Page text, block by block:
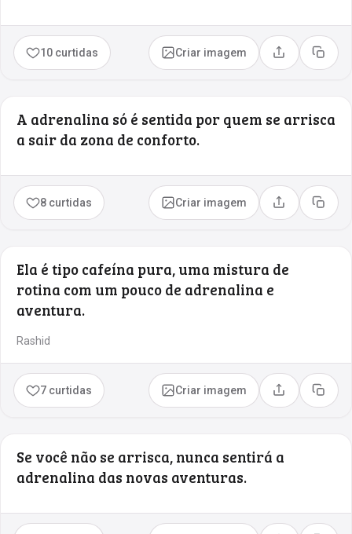
10 curtidas Criar imagem Compartilhar
Copiar
A adrenalina só é sentida por quem se arrisca
a sair da zona de conforto.
8 curtidas Criar imagem Compartilhar
Copiar
Ela é tipo cafeína pura, uma mistura de
rotina com um pouco de adrenalina e
aventura.
Rashid
7 curtidas Criar imagem Compartilhar
Copiar
Se você não se arrisca, nunca sentirá a
adrenalina das novas aventuras.